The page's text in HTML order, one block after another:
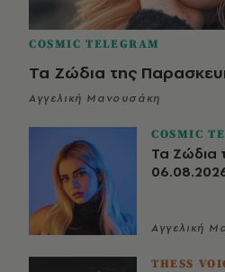
COSMIC TELEGRAM
Τα Ζώδια της
Αγγελική Μανουσάκη
COSMIC
Τα Ζώδια
Αγγελική
THESS